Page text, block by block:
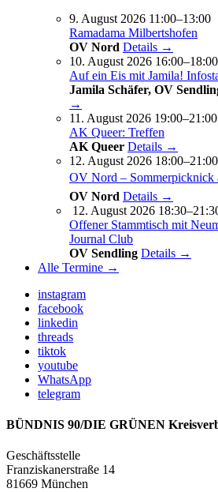
9. August 2026 11:00–13:00
Ramadama Milbertshofen
OV Nord Details →
10. August 2026 16:00–18:00
Auf ein Eis mit Jamila!
Jamila Schäfer, OV
→
11. August 2026 19:00–21:00
AK Queer: Treffen
AK Queer Details →
12. August 2026 18:00–21:00
OV Nord – Sommerpicknick
OV Nord Details →
12. August 2026
Offener Stammtisch mit
Journal Club
OV Sendling Details →
Alle Termine →
instagram
facebook
linkedin
threads
tiktok
youtube
WhatsApp
telegram
BÜNDNIS 90/DIE GRÜNEN
Geschäftsstelle
Franziskanerstraße 14
81669 München